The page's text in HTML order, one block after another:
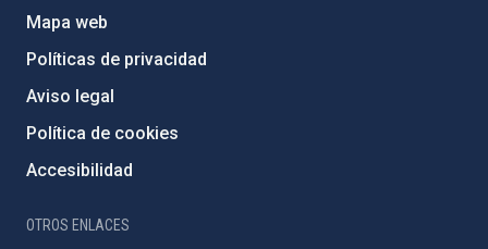
Mapa web
Políticas de privacidad
Aviso legal
Política de cookies
Accesibilidad
OTROS ENLACES